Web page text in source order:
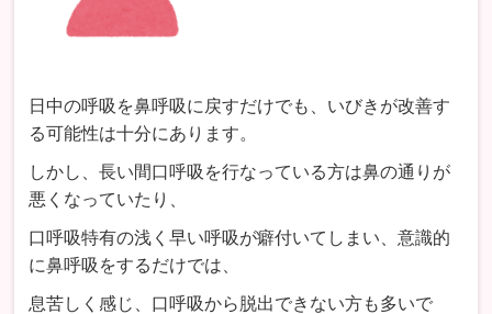
日中の呼吸を鼻呼吸に戻すだけでも、いびきが改善す
る可能性は十分にあります。
しかし、長い間口呼吸を行なっている方は鼻の通りが
悪くなっていたり、
口呼吸特有の浅く早い呼吸が癖付いてしまい、意識的
に鼻呼吸をするだけでは、
息苦しく感じ、口呼吸から脱出できない方も多いで